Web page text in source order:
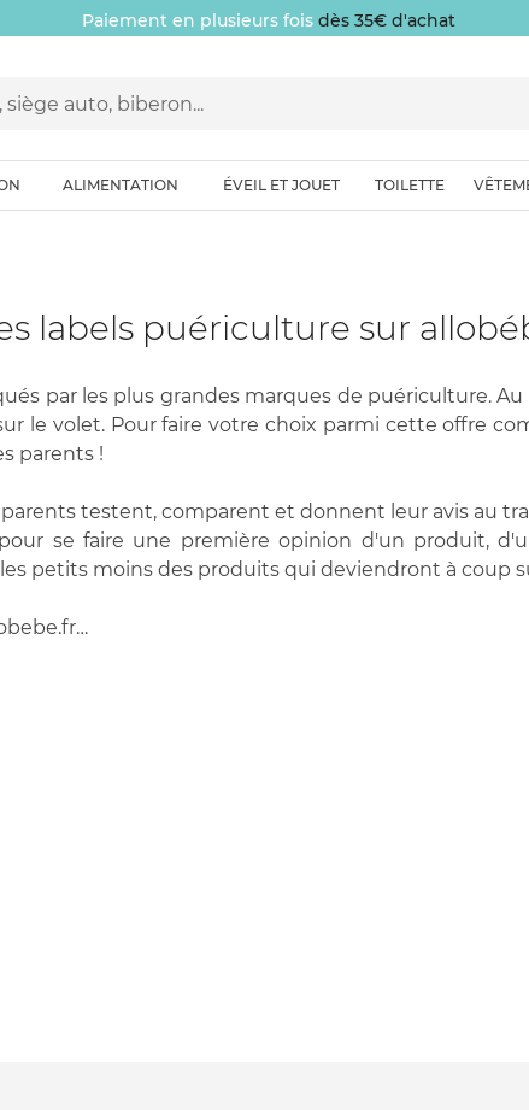
Paiement en plusieurs fois dès 35€ d'achat
ALIMENTATION ÉVEIL ET JOUET TOILETTE
labels puériculture sur
par les plus grandes marques de puériculture.
le volet. Pour faire votre choix parmi cette offre
parents !
testent, comparent et donnent leur avis au
se faire une première opinion d'un produit,
petits moins des produits qui deviendront à coup